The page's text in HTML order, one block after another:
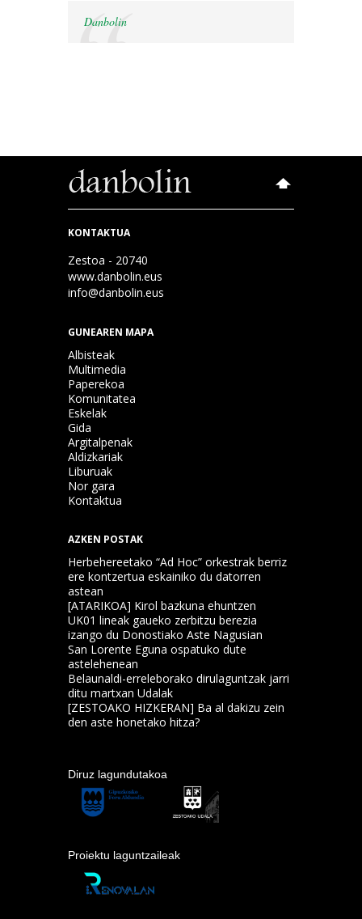
Danbolin
KONTAKTUA
Zestoa - 20740
www.danbolin.eus
info@danbolin.eus
GUNEAREN MAPA
Albisteak
Multimedia
Paperekoa
Komunitatea
Eskelak
Gida
Argitalpenak
Aldizkariak
Liburuak
Nor gara
Kontaktua
AZKEN POSTAK
Herbehereetako “Ad Hoc” orkestrak berriz
ere kontzertua eskainiko du datorren
astean
[ATARIKOA] Kirol bazkuna ehuntzen
UK01 lineak gaueko zerbitzu berezia
izango du Donostiako Aste Nagusian
San Lorente Eguna ospatuko dute
astelehenean
Belaunaldi-erreleborako dirulaguntzak jarri
ditu martxan Udalak
[ZESTOAKO HIZKERAN] Ba al dakizu zein
den aste honetako hitza?
Diruz lagundutakoa
Proiektu laguntzaileak